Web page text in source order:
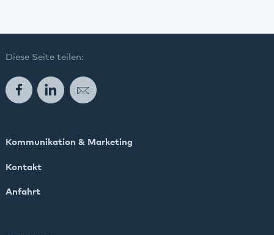
Diese Seite teilen:
FacebookLinkedInE-Mail
Kommunikation & Marketing
Kontakt
Anfahrt